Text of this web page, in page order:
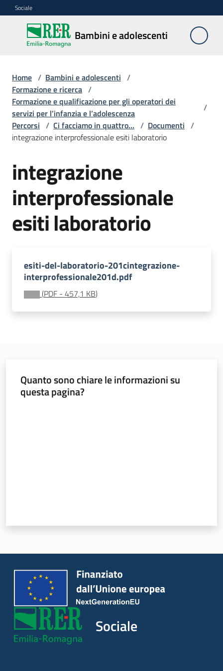
Vai al contenuto
Vai alla navigazione
Vai al footer
Sociale
Bambini e adolescenti
Bambini e
adolescenti
Accoglienza,
tutela
e
sostegno
Adolescenza
Centri
estivi
soggiorni
Formazione
ricerca
Menu selezionato
scuole
dell'infanzia
Leggi Atti Bandi
Piani Programmi
Progetti
Home / Bambini e adolescenti /
Formazione e ricerca /
Formazione e qualificazione per gli operatori dei
servizi per l’infanzia e l’adolescenza
/
Percorsi / Ci facciamo in quattro... / Documenti /
integrazione interprofessionale esiti laboratorio
integrazione
interprofessionale
esiti laboratorio
esiti-del-laboratorio-201cintegrazione-
interprofessionale201d.pdf
(PDF - 457,1 KB)
Quanto sono chiare le informazioni su
questa pagina?
Sociale